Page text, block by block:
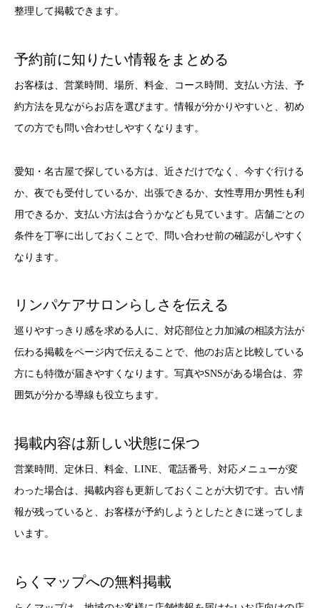
整理して掲載できます。
予約前に知りたい情報をまとめる
お客様は、営業時間、場所、料金、コース時間、支払い方法、予
約方法を見ながらお店を選びます。情報が分かりやすいと、初め
ての方でも問い合わせしやすくなります。
愛知・名古屋で探している方は、近さだけでなく、今すぐ行ける
か、夜でも受付しているか、出張できるか、女性専用か男性も利
用できるか、支払い方法は合うかなども見ています。店舗ごとの
条件を丁寧に出しておくことで、問い合わせ前の確認がしやすく
なります。
リンパケアサロンらしさを伝える
巡りやすっきり感を求める人に、対応部位と力加減の相談方法が
伝わる掲載をページ内で伝えることで、他のお店と比較している
方にも特徴が届きやすくなります。写真やSNSがある場合は、雰
囲気が分かる導線も役立ちます。
掲載内容は新しい状態に保つ
営業時間、定休日、料金、LINE、電話番号、対応メニューが変
わった場合は、掲載内容も更新しておくことが大切です。古い情
報が残っていると、お客様が予約しようとしたときに迷ってしま
います。
らくマップへの無料掲載